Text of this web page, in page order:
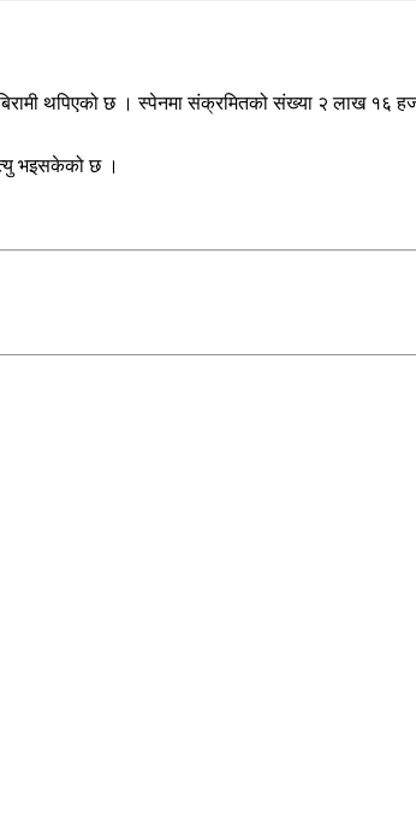
थपिएको छ । स्पेनमा संक्रमितको संख्या २ लाख १६
भइसकेको छ ।